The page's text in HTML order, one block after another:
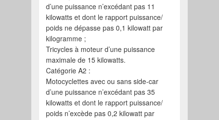
d’une puissance n’excédant pas 11
kilowatts et dont le rapport puissance/
poids ne dépasse pas 0,1 kilowatt par
kilogramme ;
Tricycles à moteur d’une puissance
maximale de 15 kilowatts.
Catégorie A2 :
Motocyclettes avec ou sans side-car
d’une puissance n’excédant pas 35
kilowatts et dont le rapport puissance/
poids n’excède pas 0,2 kilowatt par